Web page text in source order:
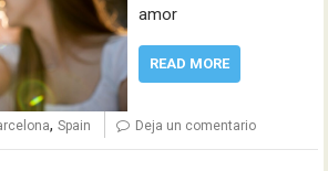
amor
READ MORE
,Spain Deja un comentario